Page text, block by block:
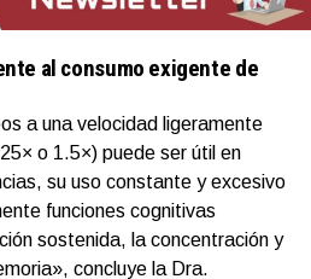
al consumo exigente de
a una velocidad ligeramente
o 1.5×) puede ser útil en
su uso constante y excesivo
funciones cognitivas
sostenida, la concentración y
concluye la Dra.